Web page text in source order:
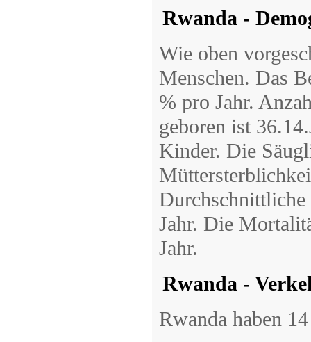
Rwanda -
Wie oben
Menschen. Das
% pro Jahr.
geboren ist
Kinder. Die
Durchschnittliche
Jahr. Die
Jahr.
Rwanda -
Rwanda haben